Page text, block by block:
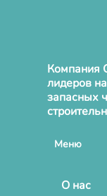
Компания
лидеров
запасных
Меню
О нас